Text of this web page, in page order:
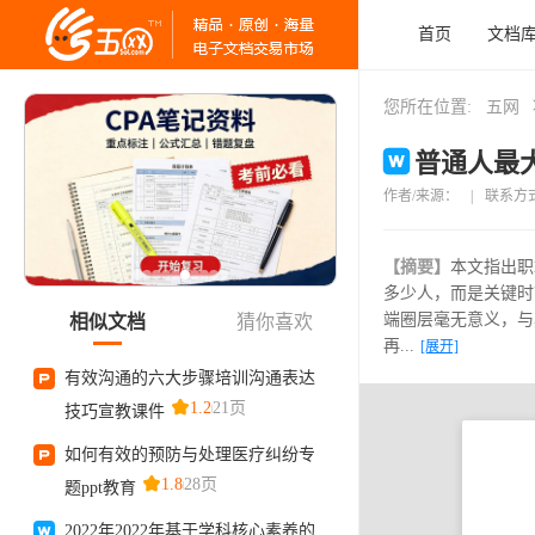
首页 文档
您所在位置: 五网
普通人最
作者/来源： 联系方
【摘要】 本文指出
多少人，而是关键
端圈层毫无意义，
再... [展开]